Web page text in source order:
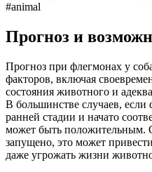
#animal
Прогноз и
Прогноз при флегмонах у
факторов, включая
состояния животного и
В большинстве случаев,
ранней стадии и начато
может быть положительным.
запущено, это может
даже угрожать жизни